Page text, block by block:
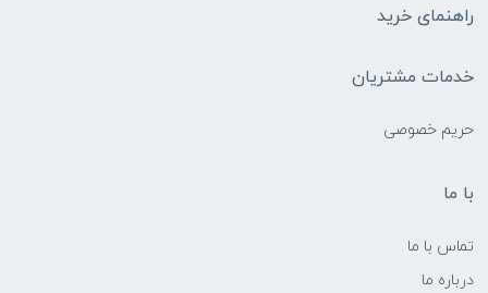
راهنمای خرید
خدمات مشتریان
حریم خصوصی
با ما
تماس با ما
درباره ما